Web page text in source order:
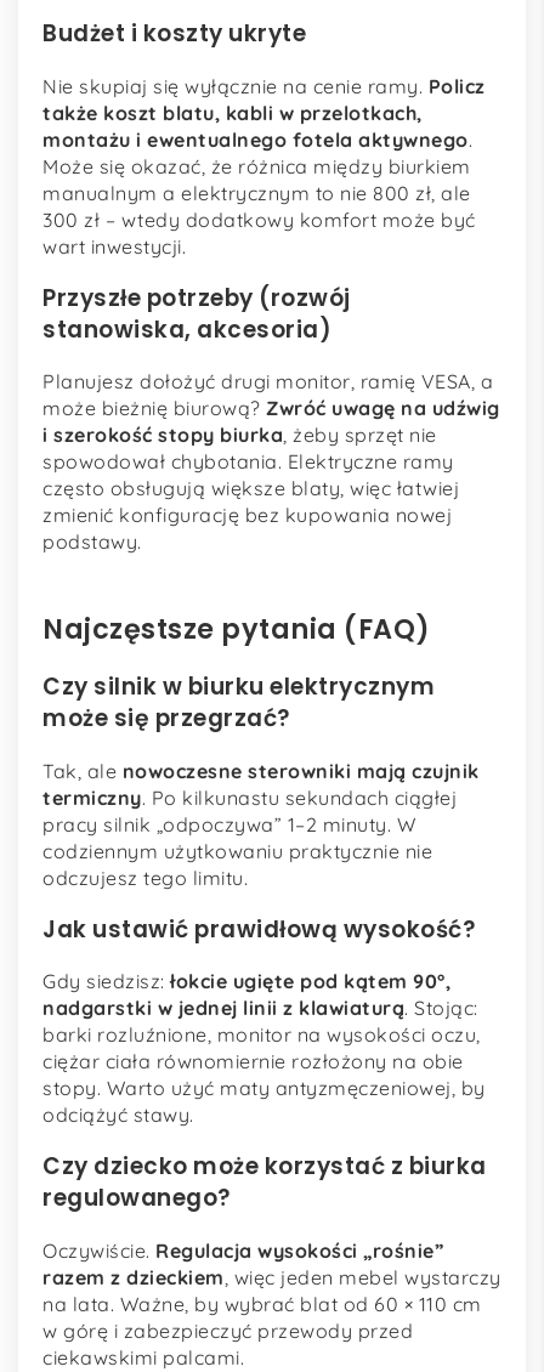
Budżet i koszty ukryte
Nie skupiaj się wyłącznie na cenie ramy. Policz
także koszt blatu, kabli w przelotkach,
montażu i ewentualnego fotela aktywnego.
Może się okazać, że różnica między biurkiem
manualnym a elektrycznym to nie 800 zł, ale
300 zł – wtedy dodatkowy komfort może być
wart inwestycji.
Przyszłe potrzeby (rozwój
stanowiska, akcesoria)
Planujesz dołożyć drugi monitor, ramię VESA, a
może bieżnię biurową? Zwróć uwagę na udźwig
i szerokość stopy biurka, żeby sprzęt nie
spowodował chybotania. Elektryczne ramy
często obsługują większe blaty, więc łatwiej
zmienić konfigurację bez kupowania nowej
podstawy.
Najczęstsze pytania (FAQ)
Czy silnik w biurku elektrycznym
może się przegrzać?
Tak, ale nowoczesne sterowniki mają czujnik
termiczny. Po kilkunastu sekundach ciągłej
pracy silnik „odpoczywa” 1–2 minuty. W
codziennym użytkowaniu praktycznie nie
odczujesz tego limitu.
Jak ustawić prawidłową wysokość?
Gdy siedzisz:łokcie ugięte pod kątem 90°,
nadgarstki w jednej linii z klawiaturą. Stojąc:
barki rozluźnione, monitor na wysokości oczu,
ciężar ciała równomiernie rozłożony na obie
stopy. Warto użyć maty antyzmęczeniowej, by
odciążyć stawy.
Czy dziecko może korzystać z biurka
regulowanego?
Oczywiście. Regulacja wysokości „rośnie”
razem z dzieckiem , więc jeden mebel wystarczy
na lata. Ważne, by wybrać blat od 60 × 110 cm
w górę i zabezpieczyć przewody przed
ciekawskimi palcami.